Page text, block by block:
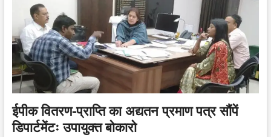
ईपीक वितरण-प्राप्ति का अद्यतन प्रमाण पत्र सौंपें
डिपार्टमेंटः उपायुक्त बोकारो